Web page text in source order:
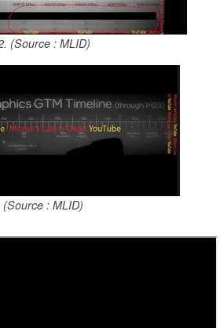
(Source : MLID)
(Source : MLID)